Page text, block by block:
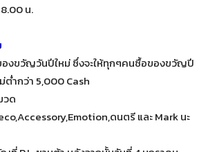
น.
งขวัญวันปีใหม่ ซึ่งจะให้ทุกๆคนซื้อของขวัญปี
ต่ำกว่า 5,000 Cash
วด
ดนตรี และ Mark นะ